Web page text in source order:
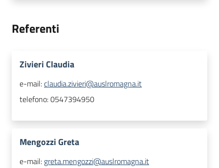
Referenti
Zivieri Claudia
e-mail:claudia.zivieri@auslromagna.it
telefono:0547394950
Mengozzi Greta
e-mail: greta.mengozzi@auslromagna.it